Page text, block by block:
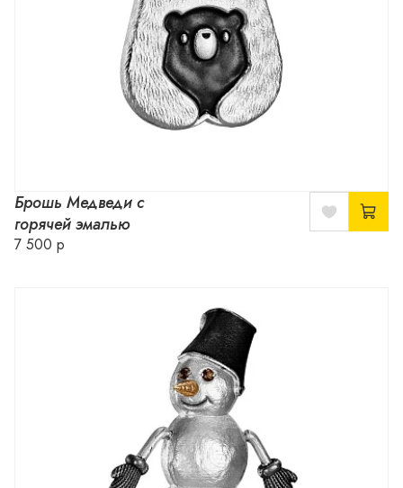
Брошь Медведи с
горячей эмалью
7 500 р